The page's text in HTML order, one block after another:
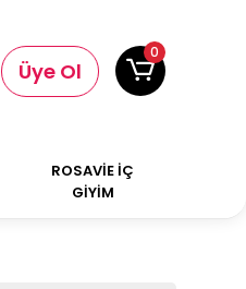
Üye Ol
0
ROSAVİE İÇ
GİYİM